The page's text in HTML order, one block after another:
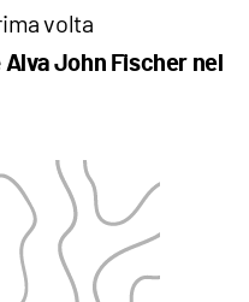
volta
Alva John Fischer nel